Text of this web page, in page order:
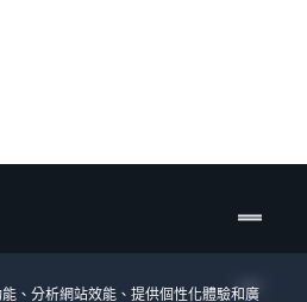
、分析網站效能、提供個性化體驗和廣